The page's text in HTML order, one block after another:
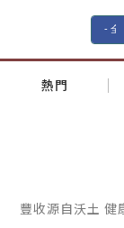
熱門
豐收源自沃土 健